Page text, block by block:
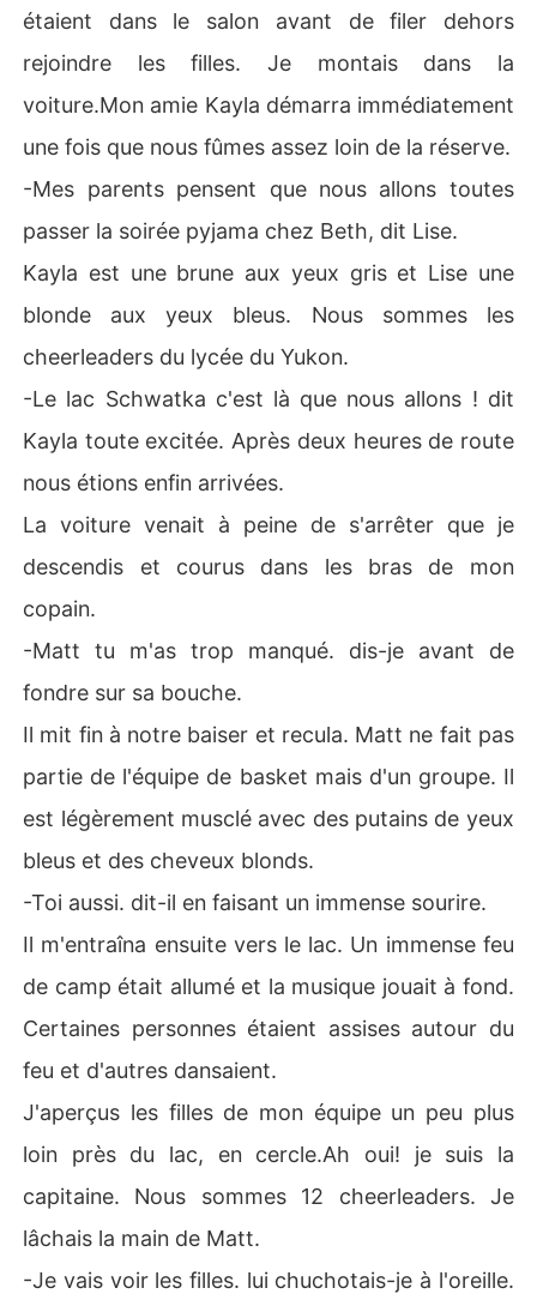
étaient dans le salon avant de filer dehors
rejoindre les filles. Je montais dans la
voiture.Mon amie Kayla démarra immédiatement
une fois que nous fûmes assez loin de la réserve.
-Mes parents pensent que nous allons toutes
passer la soirée pyjama chez Beth, dit Lise.
Kayla est une brune aux yeux gris et Lise une
blonde aux yeux bleus. Nous sommes les
cheerleaders du lycée du Yukon.
-Le lac Schwatka c'est là que nous allons ! dit
Kayla toute excitée. Après deux heures de route
nous étions enfin arrivées.
La voiture venait à peine de s'arrêter que je
descendis et courus dans les bras de mon
copain.
-Matt tu m'as trop manqué. dis-je avant de
fondre sur sa bouche.
Il mit fin à notre baiser et recula. Matt ne fait pas
partie de l'équipe de basket mais d'un groupe. Il
est légèrement musclé avec des putains de yeux
bleus et des cheveux blonds.
-Toi aussi. dit-il en faisant un immense sourire.
Il m'entraîna ensuite vers le lac. Un immense feu
de camp était allumé et la musique jouait à fond.
Certaines personnes étaient assises autour du
feu et d'autres dansaient.
J'aperçus les filles de mon équipe un peu plus
loin près du lac, en cercle.Ah oui! je suis la
capitaine. Nous sommes 12 cheerleaders. Je
lâchais la main de Matt.
-Je vais voir les filles. lui chuchotais-je à l'oreille.